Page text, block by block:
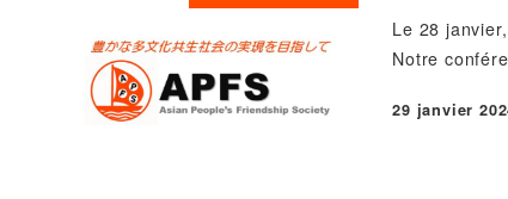
Le 28
Notre
Publié
29 janvier